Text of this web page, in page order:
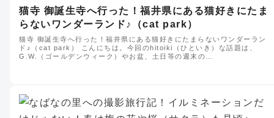
猫寺 御誕生寺へ行った！福井県にある猫好きにたま
らないワンダーランド♪（cat park）
猫寺 御誕生寺へ行った！福井県にある猫好きにたまらないワンダーラン
ド♪（cat park） こんにちは。今回のhitoiki（ひといき）な話題は、
G.W.（ゴールデンウィーク）やお盆、土日等の週末の…